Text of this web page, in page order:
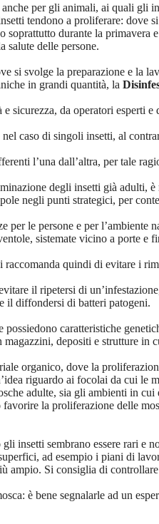
per gli animali, ai quali gli
tendono a proliferare:
durante la primavera
salute delle persone.
si svolge la preparazione e la
in grandi quantità, la
sicurezza, da operatori esperti
caso di singoli insetti, al
l’una dall’altra, per tale
degli insetti già adulti,
negli punti strategici, per
per le persone e per
sistemate vicino a porte e
quindi di evitare i
il ripetersi di
il diffondersi di batteri patogeni.
caratteristiche
magazzini, depositi e strutture
organico, dove la
riguardo ai focolai da cui le
adulte, sia gli ambienti in
la proliferazione delle
insetti sembrano essere rari e
ad esempio i piani di
ampio. Si consiglia di
è bene segnalarle ad un